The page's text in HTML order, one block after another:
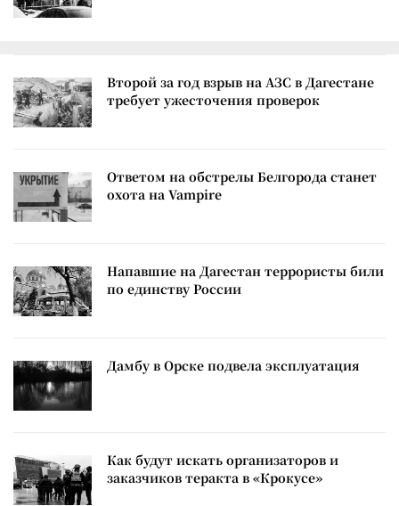
Второй за год взрыв на АЗС в Дагестане
требует ужесточения проверок
Ответом на обстрелы Белгорода станет
охота на Vampire
Напавшие на Дагестан террористы били
по единству России
Дамбу в Орске подвела эксплуатация
Как будут искать организаторов и
заказчиков теракта в «Крокусе»